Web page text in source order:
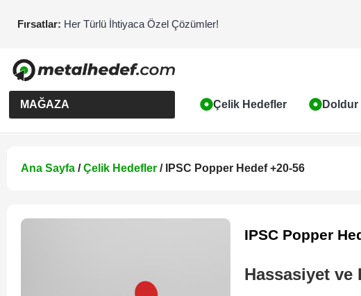
Fırsatlar: Her Türlü İhtiyaca Özel Çözümler!
MAĞAZA Çelik Hedefler Doldur
Ana Sayfa /Çelik Hedefler / IPSC Popper Hedef +20-56
IPSC Popper
Hassasiyet ve